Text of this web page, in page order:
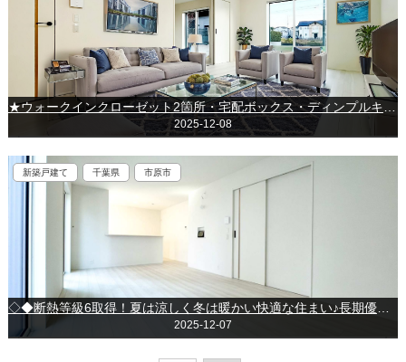
2025-12-08
新築戸建て 千葉県 市原市
◇◆断熱等級6取得！夏は涼しく冬は暖かい快適な住まい♪長期優良住宅です！◇◆～市原市姉崎～
2025-12-07